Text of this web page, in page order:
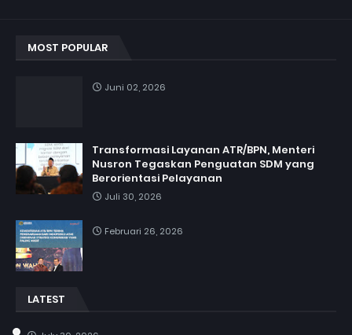
MOST POPULAR
Juni 02, 2026
Transformasi Layanan ATR/BPN, Menteri
Nusron Tegaskan Penguatan SDM yang
Berorientasi Pelayanan
Juli 30, 2026
Februari 26, 2026
LATEST